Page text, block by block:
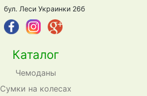
Каталог
Чемоданы
Сумки на колесах
бул. Леси Украинки 26б